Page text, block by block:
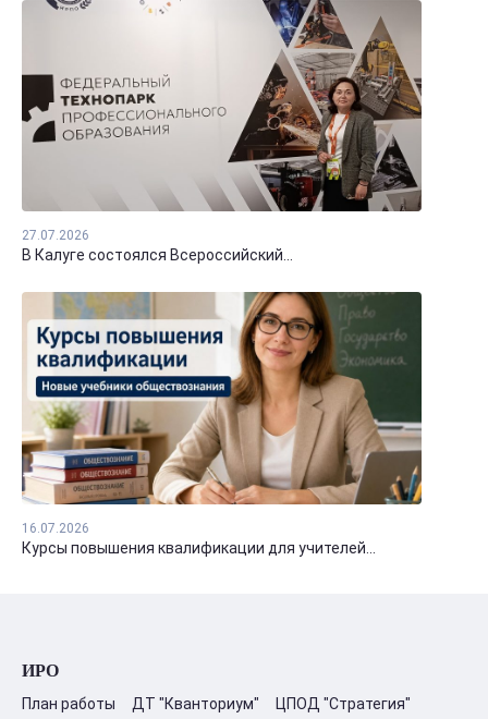
27.07.2026
В Калуге состоялся Всероссийский...
16.07.2026
Курсы повышения квалификации для учителей...
ИРО
План работы ДТ "Кванториум"
ЦПОД "Стратегия"